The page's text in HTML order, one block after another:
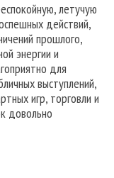
летучую
действий,
прошлого,
энергии и
для
выступлений,
игр, торговли и
довольно